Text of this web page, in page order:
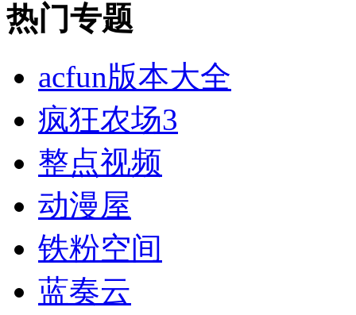
热门专题
acfun版本大全
疯狂农场3
整点视频
动漫屋
铁粉空间
蓝奏云